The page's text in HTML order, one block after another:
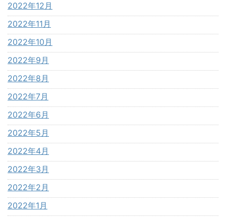
2022年12月
2022年11月
2022年10月
2022年9月
2022年8月
2022年7月
2022年6月
2022年5月
2022年4月
2022年3月
2022年2月
2022年1月